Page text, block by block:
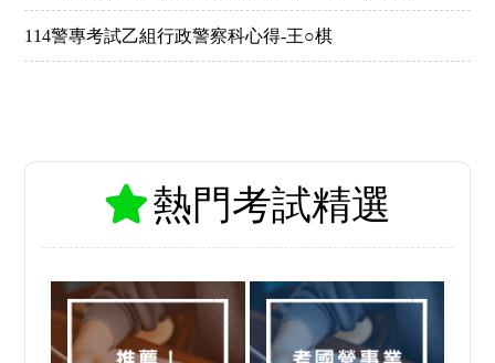
114警專考試乙組行政警察科心得-王○棋
熱門考試精選